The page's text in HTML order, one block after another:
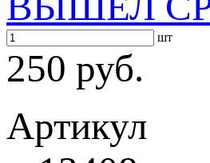
шт
250 руб.
Артикул